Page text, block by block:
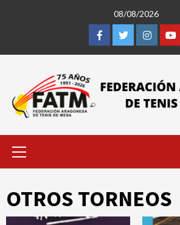
08/08/2026
Facebook
Twitter
Menú
OTROS TORNEOS